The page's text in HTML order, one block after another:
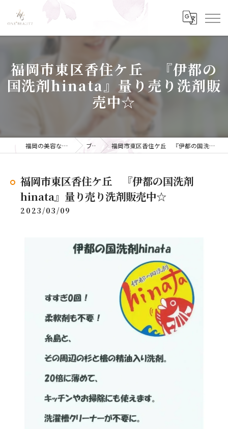
福岡市東区香住ケ丘 『伊都の
国洗剤hinata』量り売り洗剤販
売中☆
福岡の美容ならONE+BEAUTY ブログ 福岡市東区香住ケ丘 『伊都の国洗剤hinata』量り売り洗剤販売中☆
福岡市東区香住ケ丘 『伊都の国洗剤
hinata』量り売り洗剤販売中☆
2023/03/09